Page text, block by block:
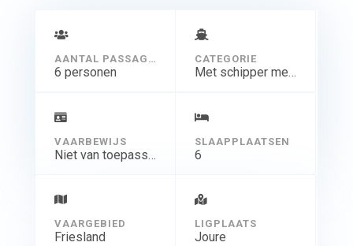
AANTAL PASSAGIERS
6 personen
CATEGORIE
Met schipper meer dagen
VAARBEWIJS
Niet van toepassing
SLAAPPLAATSEN
6
VAARGEBIED
Friesland
LIGPLAATS
Joure